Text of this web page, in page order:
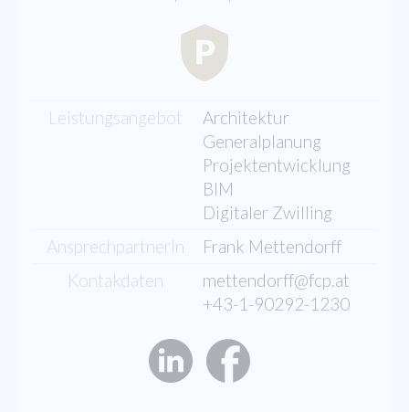
Leistungsangebot
Architektur
Generalplanung
Projektentwicklung
BIM
Digitaler Zwilling
AnsprechpartnerIn
Frank Mettendorff
Kontakdaten
mettendorff@fcp.at
+43-1-90292-1230